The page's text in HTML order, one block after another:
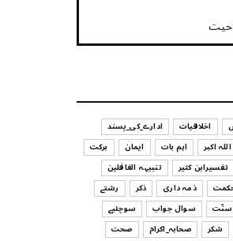
طریقے سے منظم کر رہے
ہے؟
اخلاقیات
ادارے_کی_پسند
اللہ اکبر اہم بات ایمان
برکت
تفسیرابن کثیر
تنبیہہ الغافلین
ذمہ داری ذکر
رشتے
سنّت سوال جواب
سوچئیے
شکر صحابہ_اکرام
صحت